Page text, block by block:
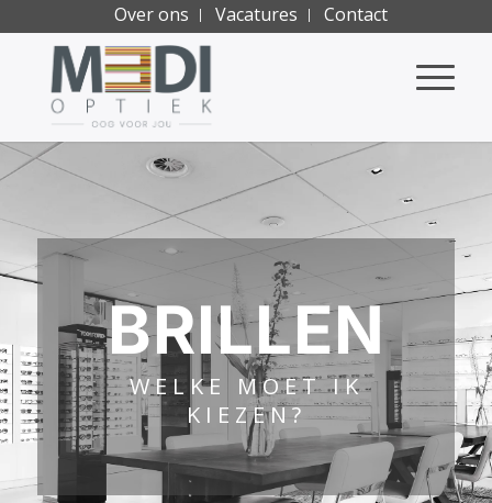
Over ons Vacatures Contact
BRILLEN
WELKE MOET IK
KIEZEN?